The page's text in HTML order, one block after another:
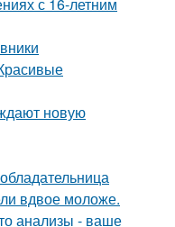
новую
вдвое моложе.
анализы - ваше